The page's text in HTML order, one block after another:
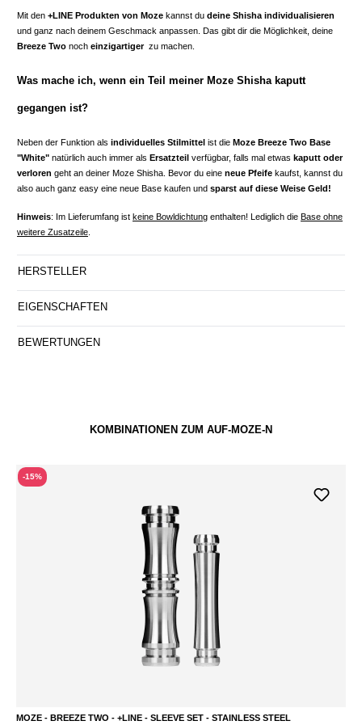
Mit den +LINE Produkten von Moze kannst du deine Shisha individualisieren
und ganz nach deinem Geschmack anpassen. Das gibt dir die Möglichkeit, deine
Breeze Two noch einzigartiger zu machen.
Was mache ich, wenn ein Teil meiner Moze Shisha kaputt
gegangen ist?
Neben der Funktion als individuelles Stilmittel ist die Moze Breeze Two Base
"White" natürlich auch immer als Ersatzteil verfügbar, falls mal etwas kaputt oder
verloren geht an deiner Moze Shisha. Bevor du eine neue Pfeife kaufst, kannst du
also auch ganz easy eine neue Base kaufen und sparst auf diese Weise Geld!
Hinweis: Im Lieferumfang ist keine Bowldichtung enthalten! Lediglich die Base ohne
weitere Zusatzeile
HERSTELLER
EIGENSCHAFTEN
BEWERTUNGEN
KOMBINATIONEN ZUM AUF-MOZE-N
-15%
MOZE - BREEZE TWO - +LINE - SLEEVE SET - STAINLESS STEEL